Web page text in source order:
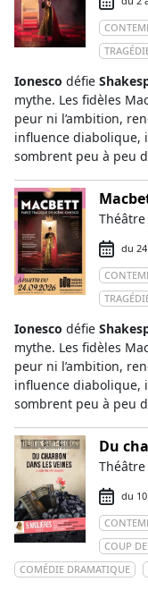
Ionesco défie
mythe. Les fidèles
peur ni l’ambition,
influence diabolique,
sombrent peu à peu
Théâtre
du
Ionesco défie
mythe. Les fidèles
peur ni l’ambition,
influence diabolique,
sombrent peu à peu
Du
Théâtre
du
COUP
COMÉDIE DRAMATIQUE